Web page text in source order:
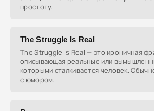
простоту.
The Struggle Is Real
The Struggle Is Real — это ироничная
описывающая реальные или
которыми сталкивается человек.
с юмором.